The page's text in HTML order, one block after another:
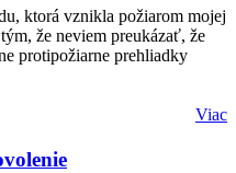
ktorá vznikla požiarom mojej
že neviem preukázať, že
protipožiarne prehliadky
Viac